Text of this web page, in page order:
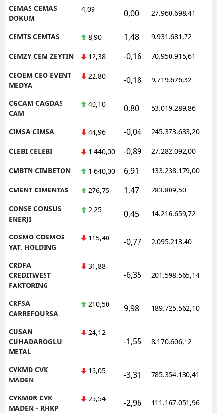
CEMAS CEMAS
DOKUM
4,09 0,00 27.960.698,41
CEMTS CEMTAS 8,90 1,48 9.931.681,72
CEMZY CEM ZEYTIN 12,38 -0,16 70.950.915,61
CEOEM CEO EVENT
MEDYA
22,80 -0,18 9.719.676,32
CGCAM CAGDAS
CAM
40,10 0,80 53.019.289,86
CIMSA CIMSA 44,96 -0,04 245.373.633,20
CLEBI CELEBI 1.440,00 -0,89 27.282.092,00
CMBTN CIMBETON 1.640,00 6,91 133.238.179,00
CMENT CIMENTAS 276,75 1,47 783.809,50
CONSE CONSUS
ENERJI
2,25 0,45 14.216.659,72
COSMO COSMOS
YAT. HOLDING
115,40 -0,77 2.095.213,40
CRDFA
CREDITWEST
FAKTORING
31,88
-6,35 201.598.565,14
CRFSA
CARREFOURSA
210,50 9,98 189.725.562,10
CUSAN
CUHADAROGLU
METAL
24,12
-1,55 8.170.606,12
CVKMD CVK
MADEN
16,05 -3,31 785.354.130,41
CVKMDR CVK
MADEN - RHKP
25,54 -2,96 111.167.051,96